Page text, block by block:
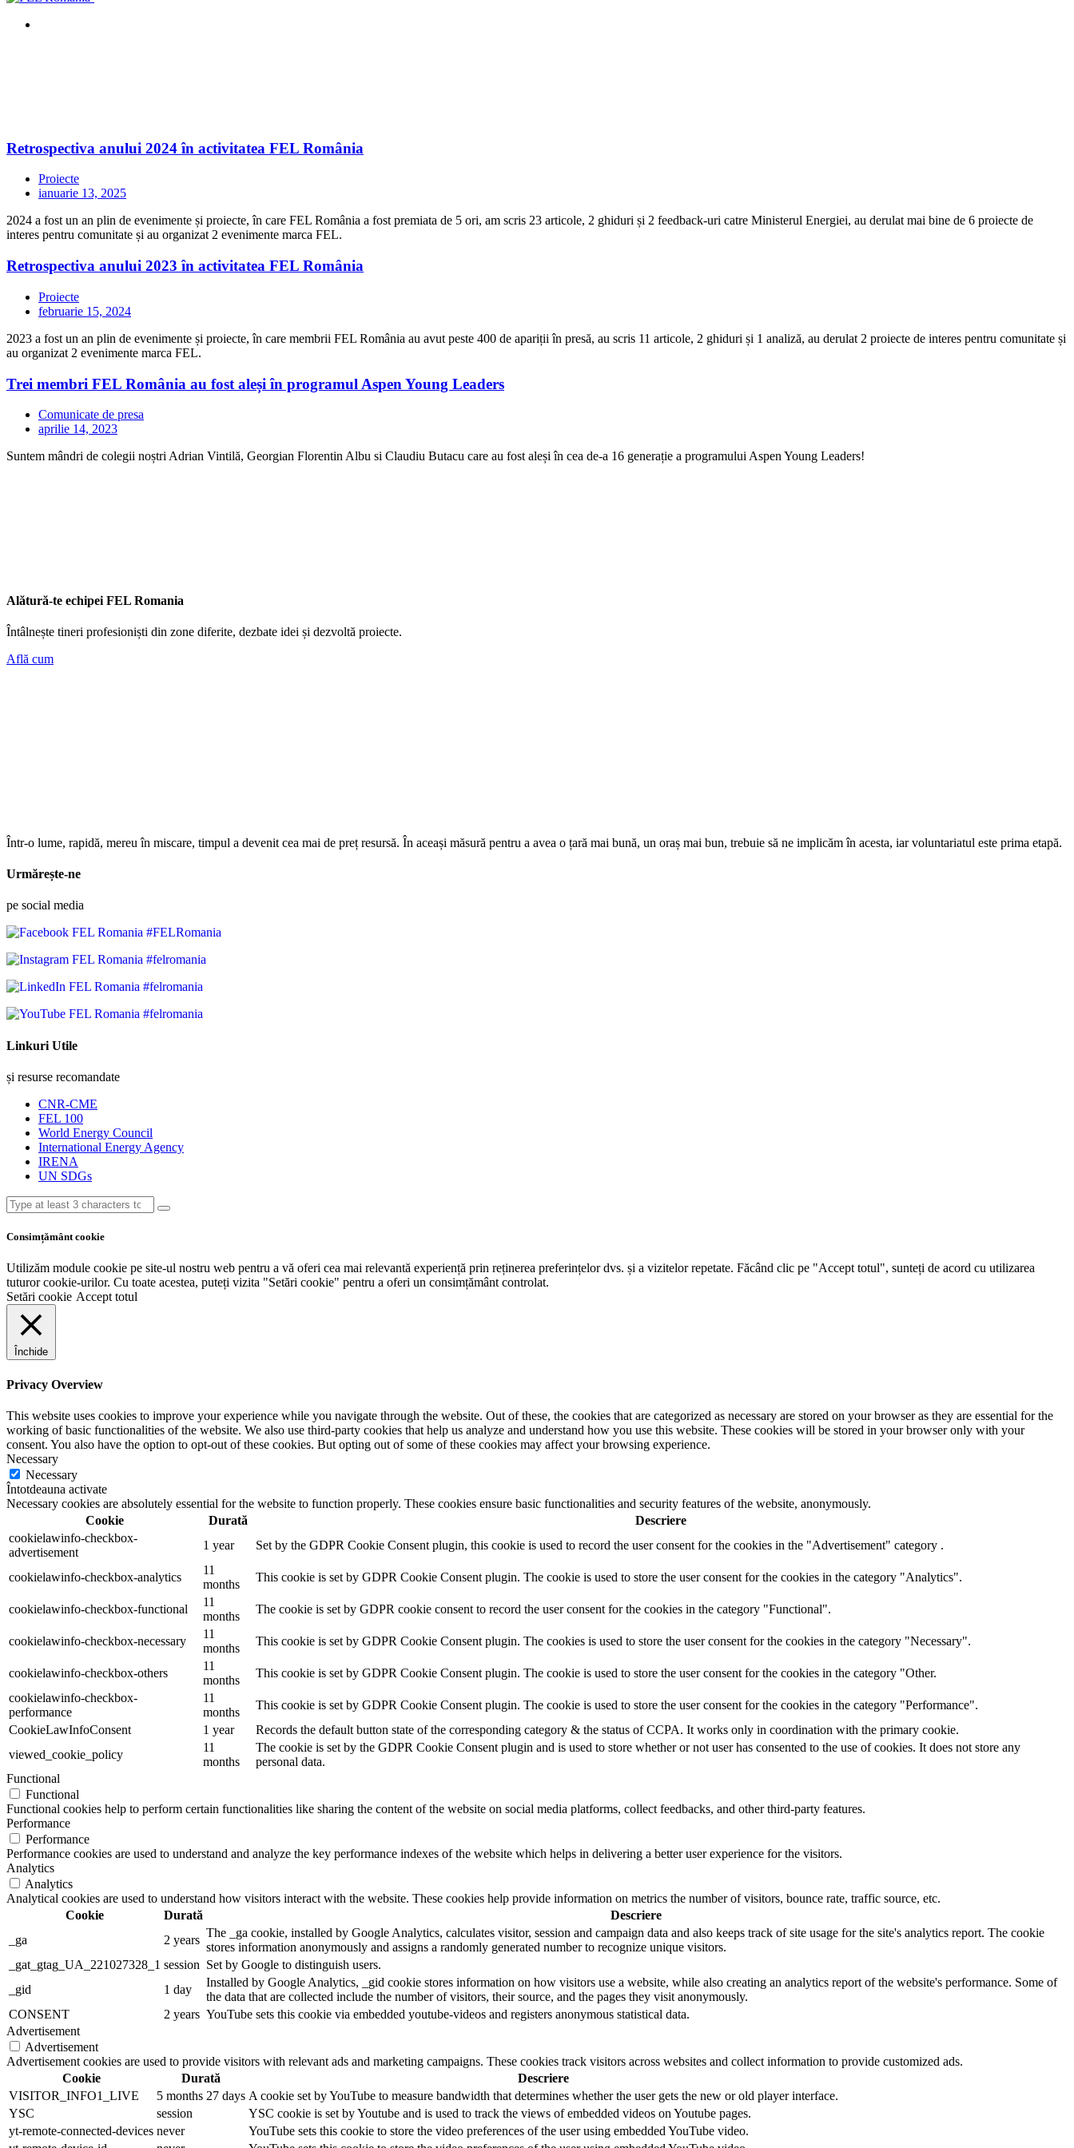
Retrospectiva anului 2024 în activitatea FEL România
Proiecte
ianuarie 13, 2025
2024 a fost un an plin de evenimente și proiecte, în care FEL România a fost premiata de 5 ori, am scris 23 articole, 2 ghiduri și 2 feedback-uri catre Ministerul Energiei, au derulat mai bine de 6 proiecte de
interes pentru comunitate și au organizat 2 evenimente marca FEL.
Retrospectiva anului 2023 în activitatea FEL România
Proiecte
februarie 15, 2024
2023 a fost un an plin de evenimente și proiecte, în care membrii FEL România au avut peste 400 de apariții în presă, au scris 11 articole, 2 ghiduri și 1 analiză, au derulat 2 proiecte de interes pentru comunitate și
au organizat 2 evenimente marca FEL.
Trei membri FEL România au fost aleși în programul Aspen Young Leaders
Comunicate de presa
aprilie 14, 2023
Suntem mândri de colegii noștri Adrian Vintilă, Georgian Florentin Albu si Claudiu Butacu care au fost aleși în cea de-a 16 generație a programului Aspen Young Leaders!
Alătură-te echipei FEL Romania
Întâlnește tineri profesioniști din zone diferite, dezbate idei și dezvoltă proiecte.
Află cum
Într-o lume, rapidă, mereu în miscare, timpul a devenit cea mai de preț resursă. În aceași măsură pentru a avea o țară mai bună, un oraș mai bun, trebuie să ne implicăm în acesta, iar voluntariatul este prima etapă.
Urmărește-ne
pe social media
#FELRomania
#felromania
#felromania
#felromania
Linkuri Utile
și resurse recomandate
CNR-CME
FEL 100
World Energy Council
International Energy Agency
IRENA
UN SDGs
Consimțământ cookie
Utilizăm module cookie pe site-ul nostru web pentru a vă oferi cea mai relevantă experiență prin reținerea preferințelor dvs. și a vizitelor repetate. Făcând clic pe "Accept totul", sunteți de acord cu utilizarea
tuturor cookie-urilor. Cu toate acestea, puteți vizita "Setări cookie" pentru a oferi un consimțământ controlat.
Setări cookie Accept totul
Închide
Privacy Overview
This website uses cookies to improve your experience while you navigate through the website. Out of these, the cookies that are categorized as necessary are stored on your browser as they are essential for the
working of basic functionalities of the website. We also use third-party cookies that help us analyze and understand how you use this website. These cookies will be stored in your browser only with your
consent. You also have the option to opt-out of these cookies. But opting out of some of these cookies may affect your browsing experience.
Necessary
Necessary
Întotdeauna activate
Necessary cookies are absolutely essential for the website to function properly. These cookies ensure basic functionalities and security features of the website, anonymously.
Cookie
Durată
Descriere
cookielawinfo-checkbox-
advertisement
1 year Set by the GDPR Cookie Consent plugin, this cookie is used to record the user consent for the cookies in the "Advertisement" category .
cookielawinfo-checkbox-analytics
11
months
This cookie is set by GDPR Cookie Consent plugin. The cookie is used to store the user consent for the cookies in the category "Analytics".
cookielawinfo-checkbox-functional
11
months
The cookie is set by GDPR cookie consent to record the user consent for the cookies in the category "Functional".
cookielawinfo-checkbox-necessary
11
months
This cookie is set by GDPR Cookie Consent plugin. The cookies is used to store the user consent for the cookies in the category "Necessary".
cookielawinfo-checkbox-others
11
months
This cookie is set by GDPR Cookie Consent plugin. The cookie is used to store the user consent for the cookies in the category "Other.
cookielawinfo-checkbox-
performance
11
months
This cookie is set by GDPR Cookie Consent plugin. The cookie is used to store the user consent for the cookies in the category "Performance".
CookieLawInfoConsent
1 year
Records the default button state of the corresponding category & the status of CCPA. It works only in coordination with the primary cookie.
viewed_cookie_policy
11
months
The cookie is set by the GDPR Cookie Consent plugin and is used to store whether or not user has consented to the use of cookies. It does not store any
personal data.
Functional
Functional
Functional cookies help to perform certain functionalities like sharing the content of the website on social media platforms, collect feedbacks, and other third-party features.
Performance
Performance
Performance cookies are used to understand and analyze the key performance indexes of the website which helps in delivering a better user experience for the visitors.
Analytics
Analytics
Analytical cookies are used to understand how visitors interact with the website. These cookies help provide information on metrics the number of visitors, bounce rate, traffic source, etc.
Cookie
Durată
Descriere
_ga
2 years
The _ga cookie, installed by Google Analytics, calculates visitor, session and campaign data and also keeps track of site usage for the site's analytics report. The cookie
stores information anonymously and assigns a randomly generated number to recognize unique visitors.
_gat_gtag_UA_221027328_1 session Set by Google to distinguish users.
_gid
1 day
Installed by Google Analytics, _gid cookie stores information on how visitors use a website, while also creating an analytics report of the website's performance. Some of
the data that are collected include the number of visitors, their source, and the pages they visit anonymously.
CONSENT
2 years YouTube sets this cookie via embedded youtube-videos and registers anonymous statistical data.
Advertisement
Advertisement
Advertisement cookies are used to provide visitors with relevant ads and marketing campaigns. These cookies track visitors across websites and collect information to provide customized ads.
Cookie
Durată
Descriere
VISITOR_INFO1_LIVE
5 months 27 days A cookie set by YouTube to measure bandwidth that determines whether the user gets the new or old player interface.
YSC
session
YSC cookie is set by Youtube and is used to track the views of embedded videos on Youtube pages.
yt-remote-connected-devices never
YouTube sets this cookie to store the video preferences of the user using embedded YouTube video.